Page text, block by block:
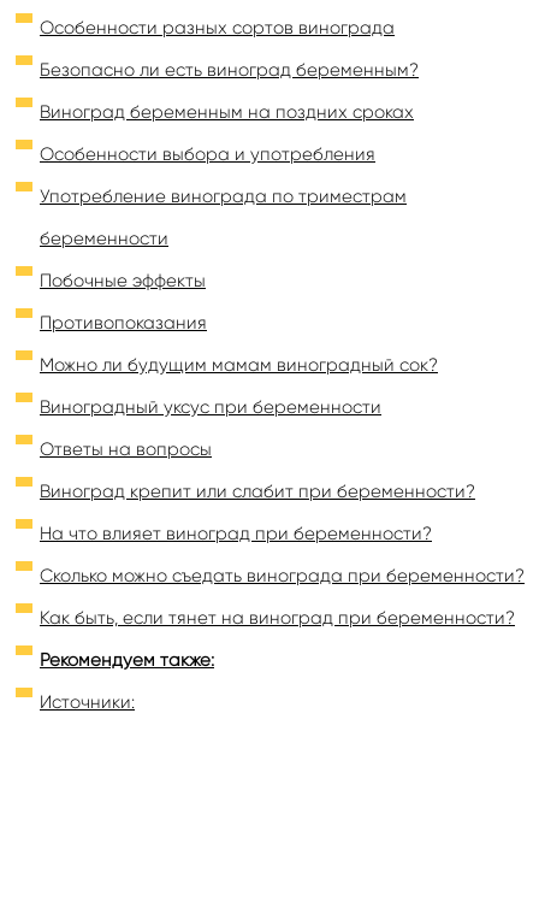
Особенности разных сортов винограда
Безопасно ли есть виноград беременным?
Виноград беременным на поздних сроках
Особенности выбора и употребления
Употребление винограда по триместрам
беременности
Побочные эффекты
Противопоказания
Можно ли будущим мамам виноградный сок?
Виноградный уксус при беременности
Ответы на вопросы
Виноград крепит или слабит при беременности?
На что влияет виноград при беременности?
Сколько можно съедать винограда при беременности?
Как быть, если тянет на виноград при беременности?
Рекомендуем также:
Источники: